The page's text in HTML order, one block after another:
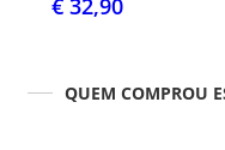
€ 32,90
QUEM COMPROU